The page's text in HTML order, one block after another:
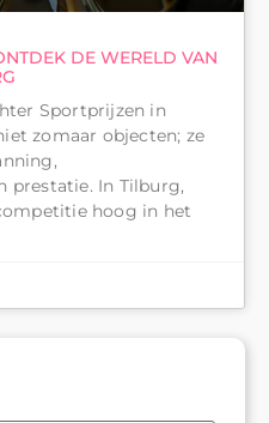
DE WERELD VAN
Sportprijzen in
zomaar objecten; ze
prestatie. In Tilburg,
hoog in het